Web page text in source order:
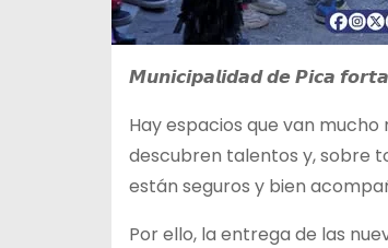
𝙈𝙪𝙣𝙞𝙘𝙞𝙥𝙖𝙡𝙞𝙙𝙖𝙙 𝙙𝙚 𝙋𝙞𝙘𝙖
Hay espacios que van
descubren talentos y, sobre
están seguros y bien
Por ello, la entrega de las